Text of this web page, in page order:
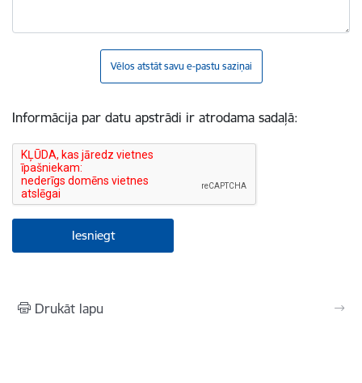
Vēlos atstāt savu e-pastu saziņai
Informācija par datu apstrādi ir atrodama sadaļā:
Drukāt lapu